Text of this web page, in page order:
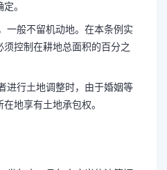
。
一般不留机动地。在本条例实
控制在耕地总面积的百分之
进行土地调整时，由于婚姻等
地享有土地承包权。